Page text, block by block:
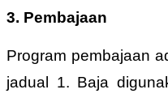
3. Pembajaan
Program pembajaan
jadual 1. Baja